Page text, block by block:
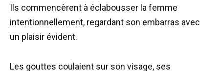
Ils commencèrent à éclabousser la femme
intentionnellement, regardant son embarras avec
un plaisir évident.
Les gouttes coulaient sur son visage, ses